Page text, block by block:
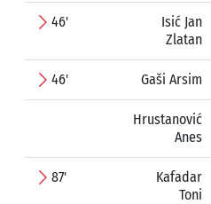
46'
Isić Jan
Zlatan
46' Gaši Arsim
Hrustanović
Anes
87'
Kafadar
Toni